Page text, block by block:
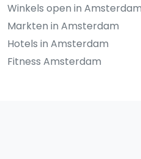
Winkels open in
Markten in Amsterdam
Hotels in Amsterdam
Fitness Amsterdam